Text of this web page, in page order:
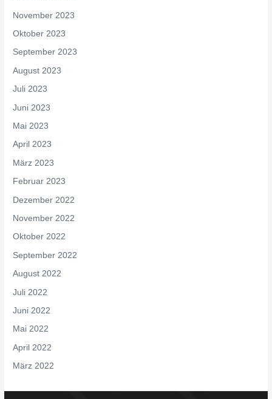
November 2023
Oktober 2023
September 2023
August 2023
Juli 2023
Juni 2023
Mai 2023
April 2023
März 2023
Februar 2023
Dezember 2022
November 2022
Oktober 2022
September 2022
August 2022
Juli 2022
Juni 2022
Mai 2022
April 2022
März 2022